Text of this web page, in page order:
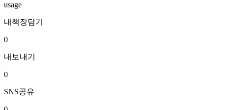
usage
내책장담기
0
내보내기
0
SNS공유